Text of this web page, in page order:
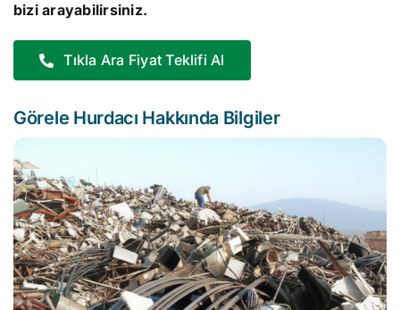
bizi arayabilirsiniz.
Tıkla Ara Fiyat Teklifi Al
Görele Hurdacı Hakkında Bilgiler